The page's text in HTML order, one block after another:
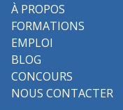
À PROPOS
FORMATIONS
EMPLOI
BLOG
CONCOURS
NOUS CONTACTER